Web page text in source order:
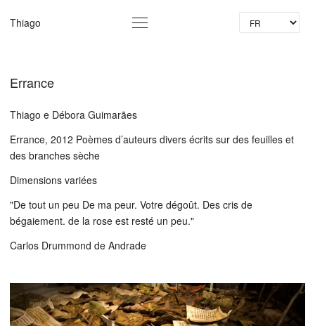
Thiago
Errance
Thiago e Débora Guimarães
Errance, 2012 Poèmes d’auteurs divers écrits sur des feuilles et
des branches sèche
Dimensions variées
"De tout un peu De ma peur. Votre dégoût. Des cris de
bégaiement. de la rose est resté un peu."
Carlos Drummond de Andrade